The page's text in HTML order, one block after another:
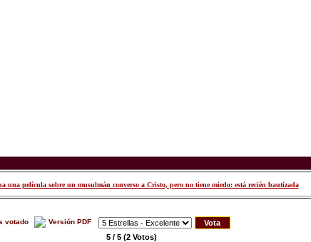
una película sobre un musulmán converso a Cristo, pero no tiene miedo: está recién bautizada
votado Versión PDF
5 / 5 (2 Votos)